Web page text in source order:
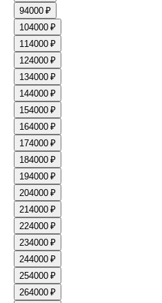
94000 ₽
104000 ₽
114000 ₽
124000 ₽
134000 ₽
144000 ₽
154000 ₽
164000 ₽
174000 ₽
184000 ₽
194000 ₽
204000 ₽
214000 ₽
224000 ₽
234000 ₽
244000 ₽
254000 ₽
264000 ₽